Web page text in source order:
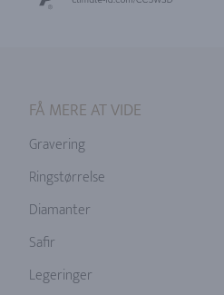
FÅ MERE AT VIDE
Gravering
Ringstørrelse
Diamanter
Safir
Legeringer